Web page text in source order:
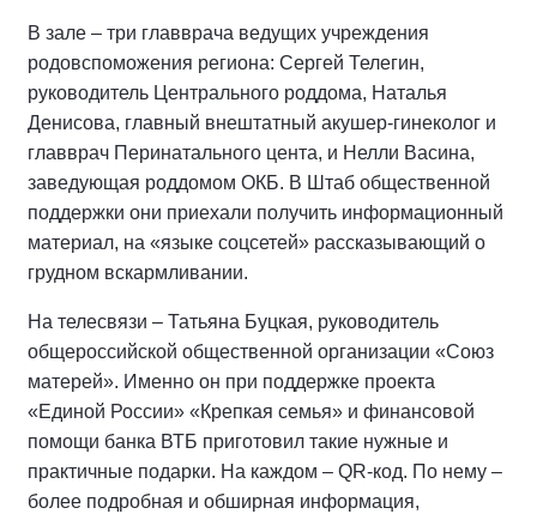
В зале – три главврача ведущих учреждения
родовспоможения региона: Сергей Телегин,
руководитель Центрального роддома, Наталья
Денисова, главный внештатный акушер-гинеколог и
главврач Перинатального цента, и Нелли Васина,
заведующая роддомом ОКБ. В Штаб общественной
поддержки они приехали получить информационный
материал, на «языке соцсетей» рассказывающий о
грудном вскармливании.
На телесвязи – Татьяна Буцкая, руководитель
общероссийской общественной организации «Союз
матерей». Именно он при поддержке проекта
«Единой России» «Крепкая семья» и финансовой
помощи банка ВТБ приготовил такие нужные и
практичные подарки. На каждом – QR-код. По нему –
более подробная и обширная информация,